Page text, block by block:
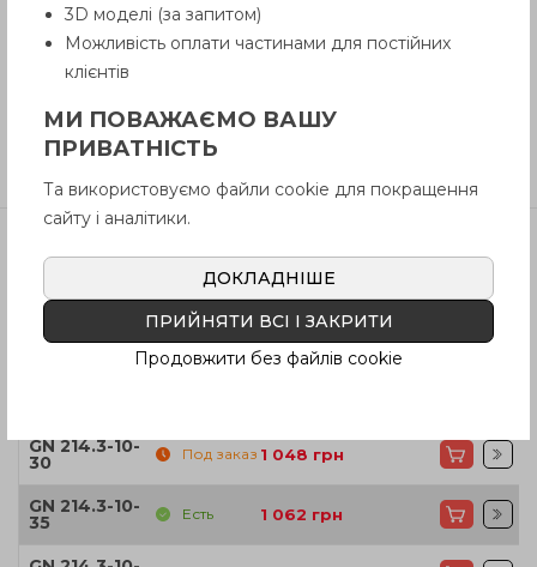
Инструкция (pdf.)
Отзывы
Наличие Цена
20 Есть
GN 214.3-10-
30 Под заказ 1 048 грн
GN 214.3-10-
35 Есть 1 062 грн
3D моделі (за запитом)
Можливість оплати частинами для постійних
клієнтів
МИ ПОВАЖАЄМО ВАШУ
ПРИВАТНІСТЬ
Та використовуємо файли cookie для покращення
сайту і аналітики.
ДОКЛАДНІШЕ
ПРИЙНЯТИ ВСІ І ЗАКРИТИ
Продовжити без файлів cookie